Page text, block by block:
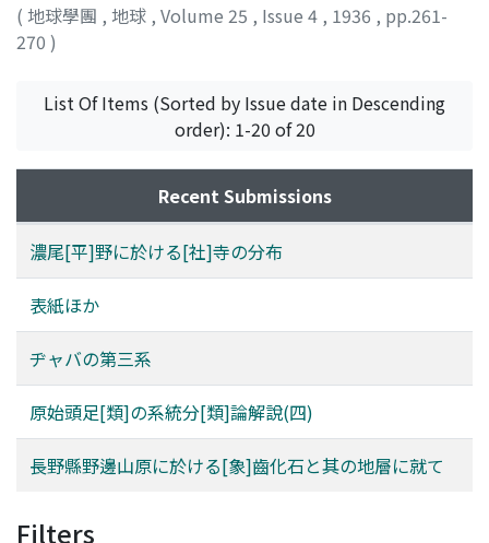
( 地球學團 , 地球 , Volume 25 , Issue 4 , 1936 , pp.261-
270 )
List Of Items (Sorted by Issue date in Descending
order): 1-20 of 20
Recent Submissions
濃尾[平]野に於ける[社]寺の分布
表紙ほか
ヂャバの第三系
原始頭足[類]の系統分[類]論解說(四)
長野縣野邊山原に於ける[象]齒化石と其の地層に就て
Filters